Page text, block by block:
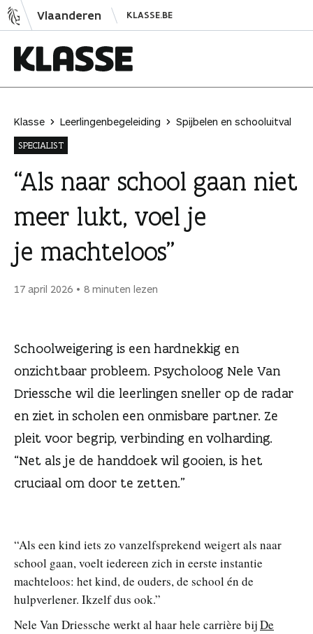
N
a
Vlaanderen KLASSE.BE
a
s
s
e
Klasse Leerlingenbegeleiding
Spijbelen en schooluitval
SPECIALIST
“Als naar school gaan niet
meer lukt, voel je
je machteloos”
17 april 2026 8 minuten lezen
Schoolweigering is een hardnekkig en
onzichtbaar probleem. Psycholoog Nele Van
Driessche wil die leerlingen sneller op de radar
en ziet in scholen een onmisbare partner. Ze
pleit voor begrip, verbinding en volharding.
“Net als je de handdoek wil gooien, is het
cruciaal om door te zetten.”
“Als een kind iets zo vanzelfsprekend weigert als naar
school gaan, voelt iedereen zich in eerste instantie
machteloos: het kind, de ouders, de school én de
hulpverlener. Ikzelf dus ook.”
Nele Van Driessche werkt al haar hele carrière bijDe